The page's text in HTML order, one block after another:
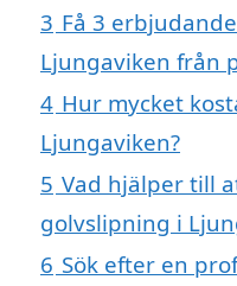
3 Få 3
Ljungaviken från
4 Hur mycket
Ljungaviken?
5 Vad hjälper till
golvslipning i
6 Sök efter en